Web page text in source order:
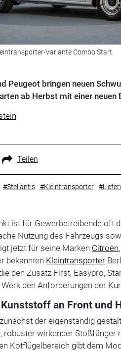
Variante Combo Start.
Peugeot bringen neuen
ab Herbst mit einer neuen
Teilen
#Stellantis #Kleintransporter
ist für Gewerbetreibende oft
Nutzung des Fahrzeugs
jetzt für seine Marken Citroën,
bekannten Kleintransporter
den Zusatz First, Easypro,
den Anforderungen der
an Front und
der eigenständig
robuster wirkender
Kotflügelbereich gibt dem